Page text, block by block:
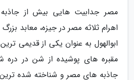
مصر جدابیت هایی بیش از
اهرام ثلاثه مصر در جیزه، معابد
ابوالهول به عنوان یکی از قدیمی
مقبره های پوشیده از شن در دره
جاذبه های مصر و شناخته شده